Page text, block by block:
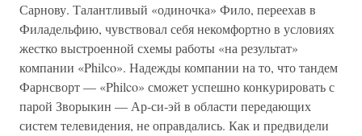
Сарнову. Талантливый «одиночка» Фило, переехав в
Филадельфию, чувствовал себя некомфортно в условиях
жестко выстроенной схемы работы «на результат»
компании «Philco». Надежды компании на то, что тандем
Фарнсворт — «Philco» сможет успешно конкурировать с
парой Зворыкин — Ар-си-эй в области передающих
систем телевидения, не оправдались. Как и предвидели